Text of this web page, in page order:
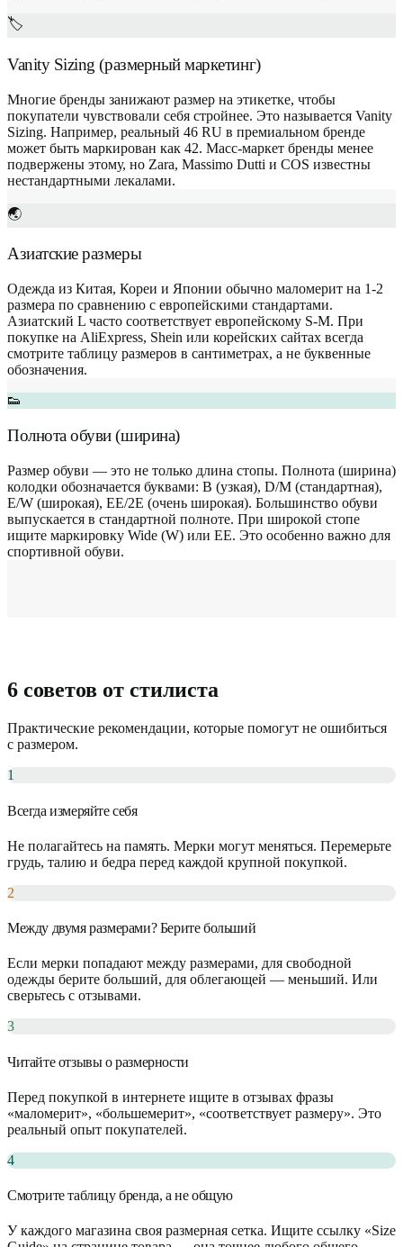
🏷️
Vanity Sizing (размерный маркетинг)
Многие бренды занижают размер на этикетке, чтобы
покупатели чувствовали себя стройнее. Это называется Vanity
Sizing. Например, реальный 46 RU в премиальном бренде
может быть маркирован как 42. Масс-маркет бренды менее
подвержены этому, но Zara, Massimo Dutti и COS известны
нестандартными лекалами.
🌏
Азиатские размеры
Одежда из Китая, Кореи и Японии обычно маломерит на 1-2
размера по сравнению с европейскими стандартами.
Азиатский L часто соответствует европейскому S-M. При
покупке на AliExpress, Shein или корейских сайтах всегда
смотрите таблицу размеров в сантиметрах, а не буквенные
обозначения.
👟
Полнота обуви (ширина)
Размер обуви — это не только длина стопы. Полнота (ширина)
колодки обозначается буквами: B (узкая), D/M (стандартная),
E/W (широкая), EE/2E (очень широкая). Большинство обуви
выпускается в стандартной полноте. При широкой стопе
ищите маркировку Wide (W) или EE. Это особенно важно для
спортивной обуви.
6 советов от стилиста
Практические рекомендации, которые помогут не ошибиться
с размером.
1
Всегда измеряйте себя
Не полагайтесь на память. Мерки могут меняться. Перемерьте
грудь, талию и бедра перед каждой крупной покупкой.
2
Между двумя размерами? Берите больший
Если мерки попадают между размерами, для свободной
одежды берите больший, для облегающей — меньший. Или
сверьтесь с отзывами.
3
Читайте отзывы о размерности
Перед покупкой в интернете ищите в отзывах фразы
«маломерит», «большемерит», «соответствует размеру». Это
реальный опыт покупателей.
4
Смотрите таблицу бренда, а не общую
У каждого магазина своя размерная сетка. Ищите ссылку «Size